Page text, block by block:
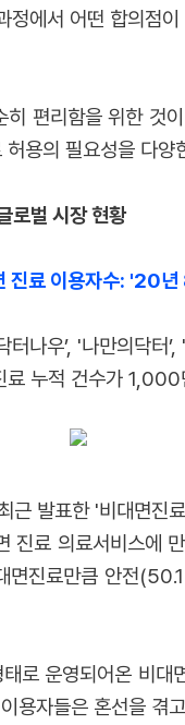
정에서 어떤 합의점
히 편리함을 위한 것
용의 필요성을 다
로벌 시장 현황
진료 이용자수: '20년
터나우’, '나만의닥
료 누적 건수가
근 발표한 '비대면진
진료 의료서비스에
면진료만큼 안전
로 운영되어온 비
용자들은 혼선을 겪